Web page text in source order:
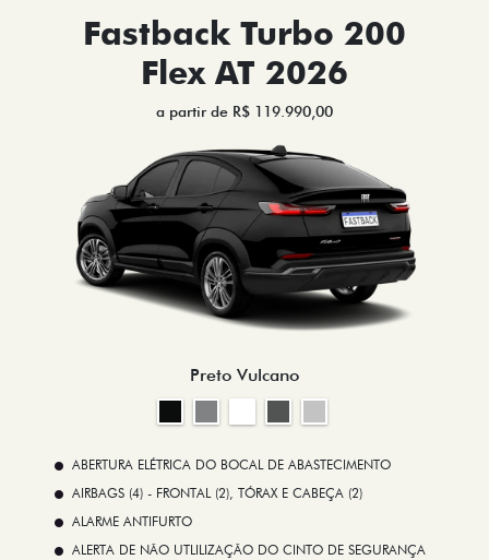
Fastback Turbo 200
Flex AT 2026
a partir de R$ 119.990,00
Preto Vulcano
ABERTURA ELÉTRICA DO BOCAL DE ABASTECIMENTO
AIRBAGS (4) - FRONTAL (2), TÓRAX E CABEÇA (2)
ALARME ANTIFURTO
ALERTA DE NÃO UTLILIZAÇÃO DO CINTO DE SEGURANÇA